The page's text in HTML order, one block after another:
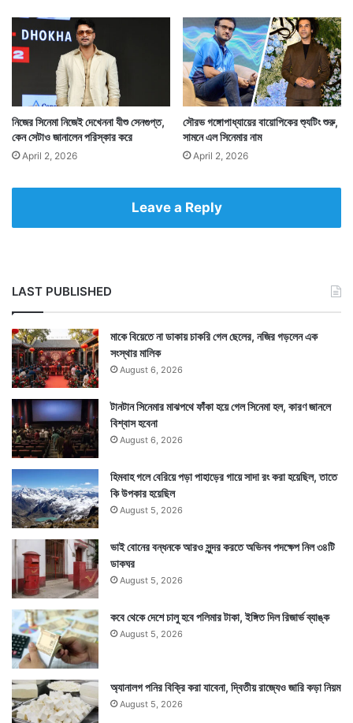
Tags Amitabh Bachchan Entertainment News Jaya Bachchan
নিজের সিনেমা নিজেই দেখেননা যীশু সেনগুপ্ত,
কেন সেটাও জানালেন পরিস্কার করে
April 2, 2026
সৌরভ গঙ্গোপাধ্যায়ের বায়োপিকের শ্যুটিং শুরু,
সামনে এল সিনেমার নাম
April 2, 2026
Leave a Reply
LAST PUBLISHED
মাকে বিয়েতে না ডাকায় চাকরি গেল ছেলের, নজির গড়লেন এক
সংস্থার মালিক
August 6, 2026
টানটান সিনেমার মাঝপথে ফাঁকা হয়ে গেল সিনেমা হল, কারণ জানলে
বিশ্বাস হবেনা
August 6, 2026
হিমবাহ গলে বেরিয়ে পড়া পাহাড়ের গায়ে সাদা রং করা হয়েছিল, তাতে
কি উপকার হয়েছিল
August 5, 2026
ভাই বোনের বন্ধনকে আরও সুন্দর করতে অভিনব পদক্ষেপ নিল ৩৪টি
ডাকঘর
August 5, 2026
কবে থেকে দেশে চালু হবে পলিমার টাকা, ইঙ্গিত দিল রিজার্ভ ব্যাঙ্ক
August 5, 2026
অ্যানালগ পনির বিক্রি করা যাবেনা, দ্বিতীয় রাজ্যেও জারি কড়া নিয়ম
August 5, 2026